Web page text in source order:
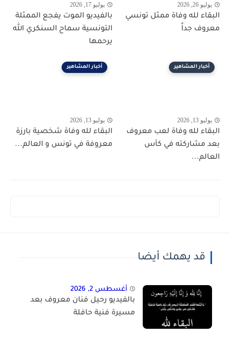
يوليو 26, 2026
البقاء لله وفاة ممثل تونسي
معروف جداً
يوليو 17, 2026
بالفيديو الموت يفجع الممثلة
التونسية سماح السنكري الله
يرحمها
أخبار المشاهير
يوليو 13, 2026
البقاء لله وفاة لعب معروف
بعد مشاركته في كأس
العالم...
أخبار المشاهير
يوليو 13, 2026
البقاء لله وفاة شخصية بارزة
معروفة في تونس و العالم...
قد يهمك أيضا
أغسطس 2, 2026
بالفيديو رحيل فنان معروف بعد
مسيرة فنية حافلة